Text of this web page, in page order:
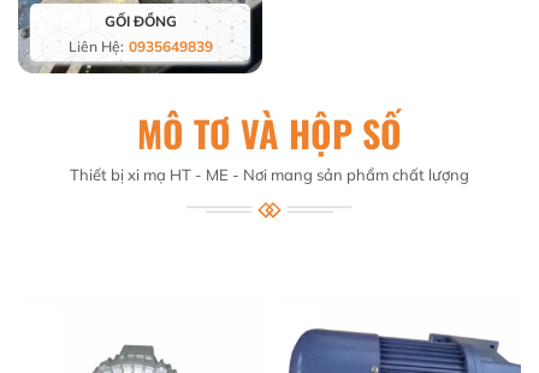
GỐI ĐỒNG
Liên Hệ: 0935649839
MÔ TƠ VÀ HỘP SỐ
Thiết bị xi mạ HT - ME - Nơi mang sản phẩm chất lượng